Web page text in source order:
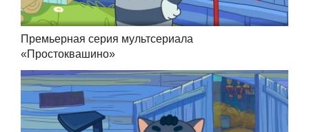
Премьерная серия мультсериала
«Простоквашино»